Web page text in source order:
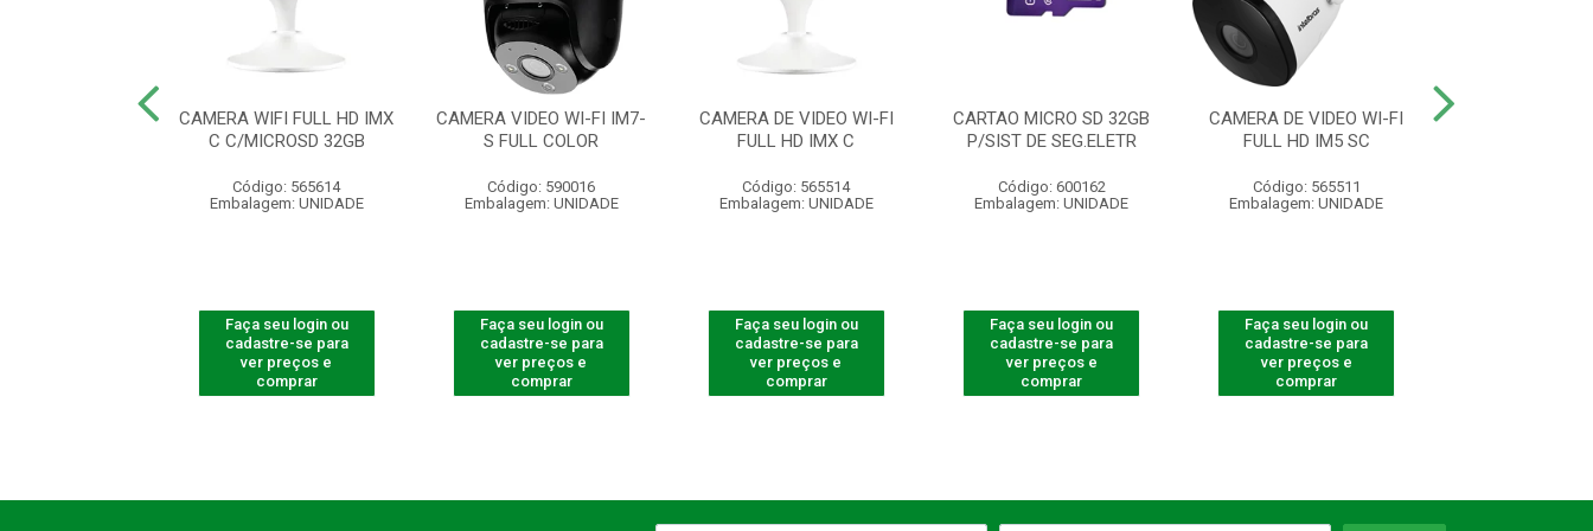
CAMERA WIFI FULL HD IMX
C C/MICROSD 32GB
Código: 565614
Embalagem: UNIDADE
Faça seu login ou
cadastre-se para
ver preços e
comprar
CAMERA VIDEO WI-FI IM7-
S FULL COLOR
Código: 590016
Embalagem: UNIDADE
Faça seu login ou
cadastre-se para
ver preços e
comprar
CAMERA DE VIDEO WI-FI
FULL HD IMX C
Código: 565514
Embalagem: UNIDADE
Faça seu login ou
cadastre-se para
ver preços e
comprar
CARTAO MICRO SD 32GB
P/SIST DE SEG.ELETR
Código: 600162
Embalagem: UNIDADE
Faça seu login ou
cadastre-se para
ver preços e
comprar
CAMERA DE VIDEO WI-FI
FULL HD IM5 SC
Código: 565511
Embalagem: UNIDADE
Faça seu login ou
cadastre-se para
ver preços e
comprar